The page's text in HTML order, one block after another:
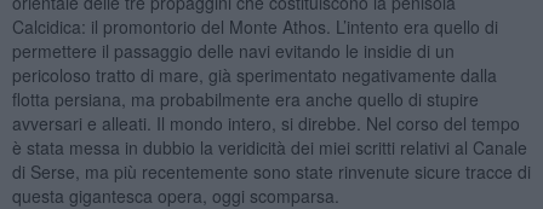
Calcidica: il promontorio del Monte Athos. L’intento era quello di
permettere il passaggio delle navi evitando le insidie di un
pericoloso tratto di mare, già sperimentato negativamente dalla
flotta persiana, ma probabilmente era anche quello di stupire
avversari e alleati. Il mondo intero, si direbbe. Nel corso del tempo
è stata messa in dubbio la veridicità dei miei scritti relativi al Canale
di Serse, ma più recentemente sono state rinvenute sicure tracce di
questa gigantesca opera, oggi scomparsa.